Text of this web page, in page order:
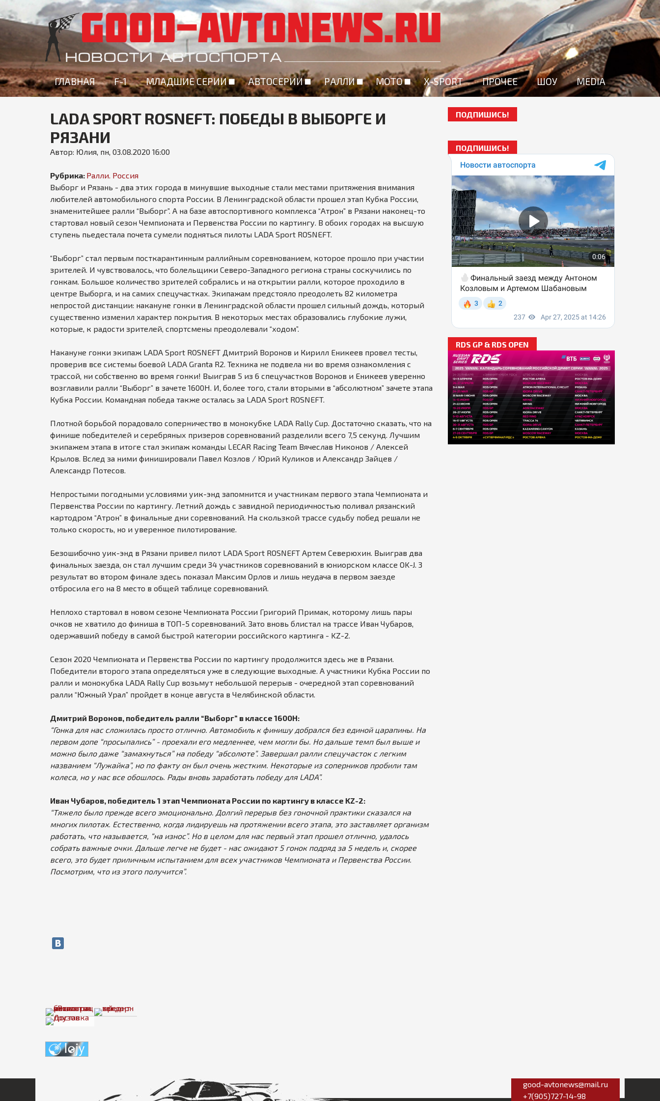
к
основному
g
o
o
w
ГЛАВНАЯ F-1 МЛАДШИЕ СЕРИИ АВТОСЕРИИ РАЛЛИ МОТО X-SPORT ПРОЧЕЕ ШОУ MEDIA
LADA SPORT ROSNEFT: ПОБЕДЫ В ВЫБОРГЕ И
РЯЗАНИ
Автор: Юлия пн, 03.08.2020 16:00
Рубрика: Ралли. Россия
Выборг и Рязань - два этих города в минувшие выходные стали местами притяжения внимания
любителей автомобильного спорта России. В Ленинградской области прошел этап Кубка России,
знаменитейшее ралли “Выборг”. А на базе автоспортивного комплекса “Атрон” в Рязани наконец-то
стартовал новый сезон Чемпионата и Первенства России по картингу. В обоих городах на высшую
ступень пьедестала почета сумели подняться пилоты LADA Sport ROSNEFT.
“Выборг” стал первым посткарантинным раллийным соревнованием, которое прошло при участии
зрителей. И чувствовалось, что болельщики Северо-Западного региона страны соскучились по
гонкам. Большое количество зрителей собрались и на открытии ралли, которое проходило в
центре Выборга, и на самих спецучастках. Экипажам предстояло преодолеть 82 километра
непростой дистанции: накануне гонки в Ленинградской области прошел сильный дождь, который
существенно изменил характер покрытия. В некоторых местах образовались глубокие лужи,
которые, к радости зрителей, спортсмены преодолевали “ходом”.
Накануне гонки экипаж LADA Sport ROSNEFT Дмитрий Воронов и Кирилл Еникеев провел тесты,
проверив все системы боевой LADA Granta R2. Техника не подвела ни во время ознакомления с
трассой, ни собственно во время гонки! Выиграв 5 из 6 спецучастков Воронов и Еникеев уверенно
возглавили ралли “Выборг” в зачете 1600Н. И, более того, стали вторыми в “абсолютном” зачете этапа
Кубка России. Командная победа также осталась за LADA Sport ROSNEFT.
Плотной борьбой порадовало соперничество в монокубке LADA Rally Cup. Достаточно сказать, что на
финише победителей и серебряных призеров соревнований разделили всего 7,5 секунд. Лучшим
экипажем этапа в итоге стал экипаж команды LECAR Racing Team Вячеслав Никонов / Алексей
Крылов. Вслед за ними финишировали Павел Козлов / Юрий Куликов и Александр Зайцев /
Александр Потесов.
Непростыми погодными условиями уик-энд запомнится и участникам первого этапа Чемпионата и
Первенства России по картингу. Летний дождь с завидной периодичностью поливал рязанский
картодром “Атрон” в финальные дни соревнований. На скользкой трассе судьбу побед решали не
только скорость, но и уверенное пилотирование.
Безошибочно уик-энд в Рязани привел пилот LADA Sport ROSNEFT Артем Северюхин. Выиграв два
финальных заезда, он стал лучшим среди 34 участников соревнований в юниорском классе OK-J. 3
результат во втором финале здесь показал Максим Орлов и лишь неудача в первом заезде
отбросила его на 8 место в общей таблице соревнований.
Неплохо стартовал в новом сезоне Чемпионата России Григорий Примак, которому лишь пары
очков не хватило до финиша в ТОП-5 соревнований. Зато вновь блистал на трассе Иван Чубаров,
одержавший победу в самой быстрой категории российского картинга - KZ-2.
Сезон 2020 Чемпионата и Первенства России по картингу продолжится здесь же в Рязани.
Победители второго этапа определяться уже в следующие выходные. А участники Кубка России по
ралли и монокубка LADA Rally Cup возьмут небольшой перерыв - очередной этап соревнований
ралли “Южный Урал” пройдет в конце августа в Челябинской области.
Дмитрий Воронов, победитель ралли “Выборг” в классе 1600Н:
“Гонка для нас сложилась просто отлично. Автомобиль к финишу добрался без единой царапины. На
первом допе “просыпались” - проехали его медленнее, чем могли бы. Но дальше темп был выше и
можно было даже “замахнуться” на победу “абсолюте”. Завершал ралли спецучасток с легким
названием “Лужайка”, но по факту он был очень жестким. Некоторые из соперников пробили там
колеса, но у нас все обошлось. Рады вновь заработать победу для LADA”.
Иван Чубаров, победитель 1 этап Чемпионата России по картингу в классе KZ-2:
“Тяжело было прежде всего эмоционально. Долгий перерыв без гоночной практики сказался на
многих пилотах. Естественно, когда лидируешь на протяжении всего этапа, это заставляет организм
работать, что называется, “на износ”. Но в целом для нас первый этап прошел отлично, удалось
собрать важные очки. Дальше легче не будет - нас ожидают 5 гонок подряд за 5 недель и, скорее
всего, это будет приличным испытанием для всех участников Чемпионата и Первенства России.
Посмотрим, что из этого получится”.
ПОДПИШИСЬ!
ПОДПИШИСЬ!
RDS GP & RDS OPEN
good-avtonews@mail.ru
+7(905)727-14-98